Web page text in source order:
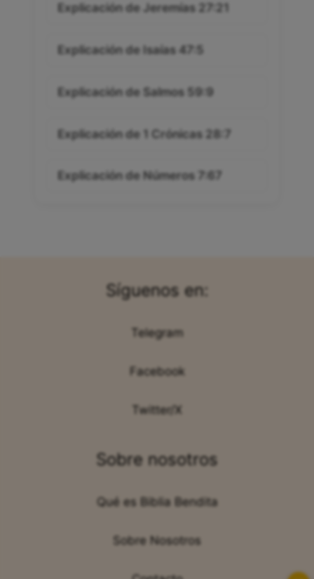
Explicación de Jeremías 27:21
Explicación de Isaías 47:5
Explicación de Salmos 59:9
Explicación de 1 Crónicas 28:7
Explicación de Números 7:67
Síguenos en:
Telegram
Facebook
Twitter/X
Sobre nosotros
Qué es Biblia Bendita
Sobre Nosotros